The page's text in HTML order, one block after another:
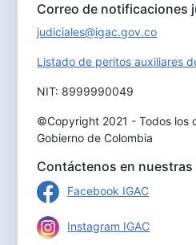
Correo de notificaciones
judiciales@igac.gov.co
Listado de peritos auxiliares
NIT: 8999990049
©Copyright 2021 - Todos los
Gobierno de Colombia
Contáctenos en nuestras
Facebook IGAC
Instagram IGAC